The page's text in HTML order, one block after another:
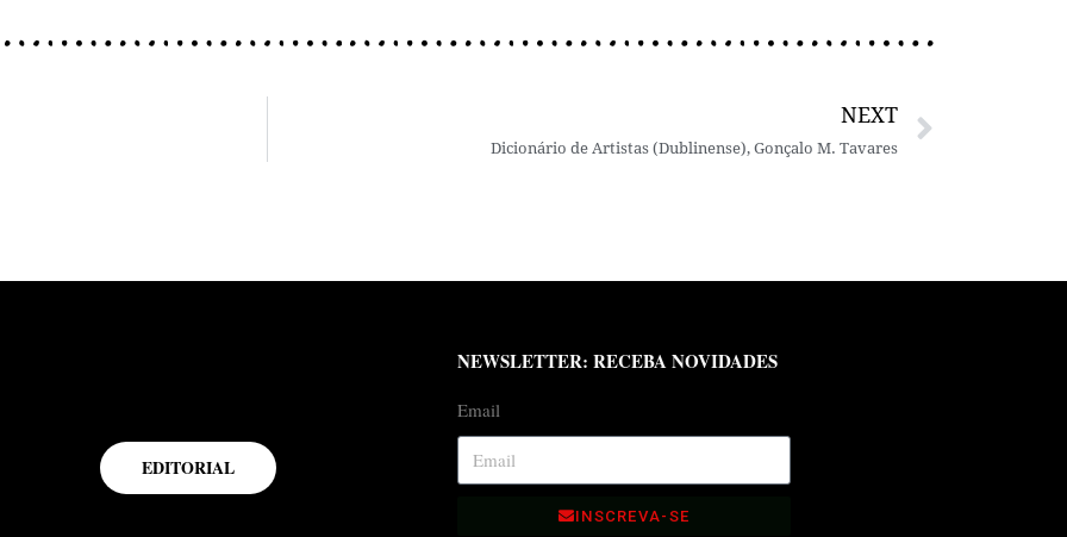
NEXT
Dicionário de Artistas (Dublinense), Gonçalo M. Tavares
EDITORIAL
NEWSLETTER: RECEBA NOVIDADES
Email
INSCREVA-SE